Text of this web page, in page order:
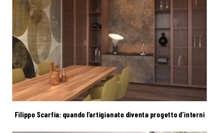
Filippo Scarfia: quando l’artigianato diventa progetto d’interni